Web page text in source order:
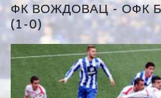
ФК ВОЖДОВАЦ - ОФК
(1-0)